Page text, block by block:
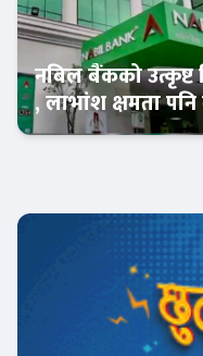
नबिल बैंकको उत्कृष्ट
, लाभांश क्षमता